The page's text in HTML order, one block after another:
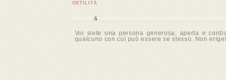
OSTILITÀ
-5
Voi siete una persona generosa, aperta e
qualcuno con cui può essere se stesso. Non